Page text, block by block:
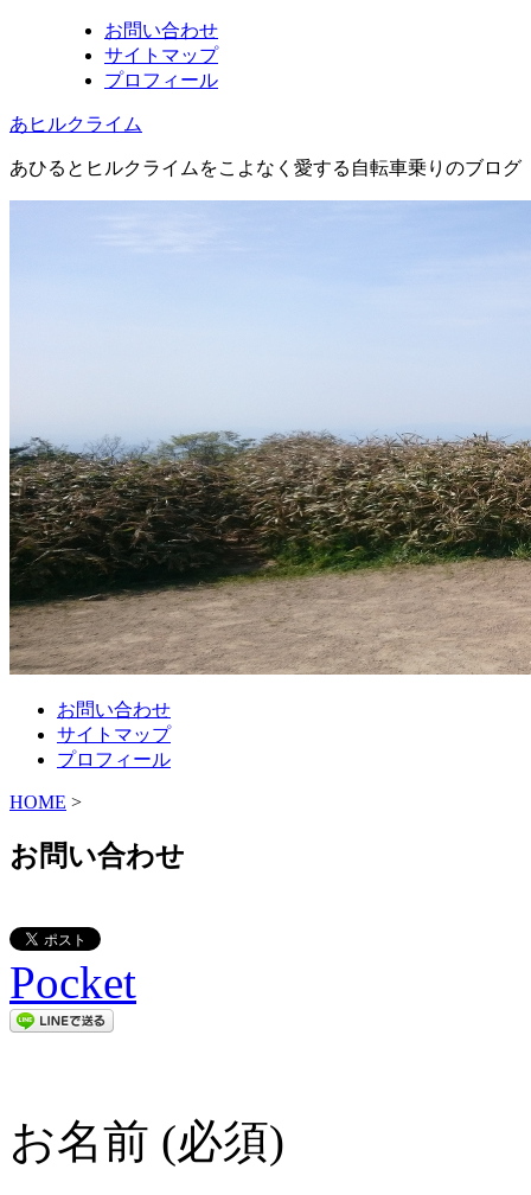
お問い合わせ
サイトマップ
プロフィール
あヒルクライム
あひるとヒルクライムをこよなく愛する自転車乗りのブログ
お問い合わせ
サイトマップ
プロフィール
HOME >
お問い合わせ
Pocket
お名前 (必須)